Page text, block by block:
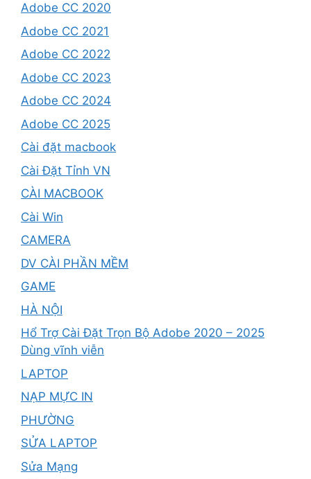
Adobe CC 2020
Adobe CC 2021
Adobe CC 2022
Adobe CC 2023
Adobe CC 2024
Adobe CC 2025
Cài đặt macbook
Cài Đặt Tỉnh VN
CÀI MACBOOK
Cài Win
CAMERA
DV CÀI PHẦN MỀM
GAME
HÀ NỘI
Hổ Trợ Cài Đặt Trọn Bộ Adobe 2020 – 2025
Dùng vĩnh viễn
LAPTOP
NẠP MỰC IN
PHƯỜNG
SỬA LAPTOP
Sửa Mạng